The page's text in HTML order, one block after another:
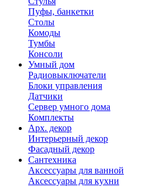
Пуфы, банкетки
Столы
Комоды
Тумбы
Консоли
Умный дом
Радиовыключатели
Блоки управления
Датчики
Сервер умного дома
Комплекты
Арх. декор
Интерьерный декор
Фасадный декор
Сантехника
Аксессуары для ванной
Аксессуары для кухни